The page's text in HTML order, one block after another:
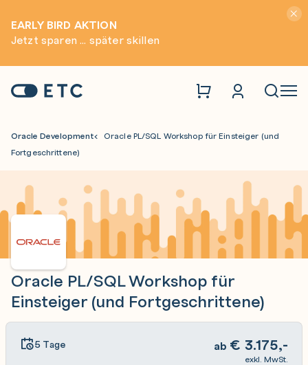
EARLY BIRD AKTION
Jetzt sparen ... später skillen
Startseite: ETC
Oracle Development
Oracle PL/SQL Workshop für Einsteiger (und
Fortgeschrittene)
Oracle PL/SQL Workshop für
Einsteiger (und Fortgeschrittene)
5 Tage ab € 3.175,-
exkl. MwSt.